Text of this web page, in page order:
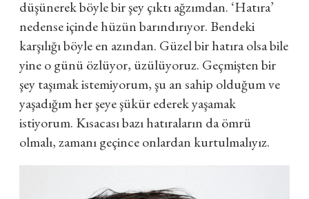
düşünerek böyle bir şey çıktı ağzımdan. ‘Hatıra’
nedense içinde hüzün barındırıyor. Bendeki
karşılığı böyle en azından. Güzel bir hatıra olsa bile
yine o günü özlüyor, üzülüyoruz. Geçmişten bir
şey taşımak istemiyorum, şu an sahip olduğum ve
yaşadığım her şeye şükür ederek yaşamak
istiyorum. Kısacası bazı hatıraların da ömrü
olmalı, zamanı geçince onlardan kurtulmalıyız.